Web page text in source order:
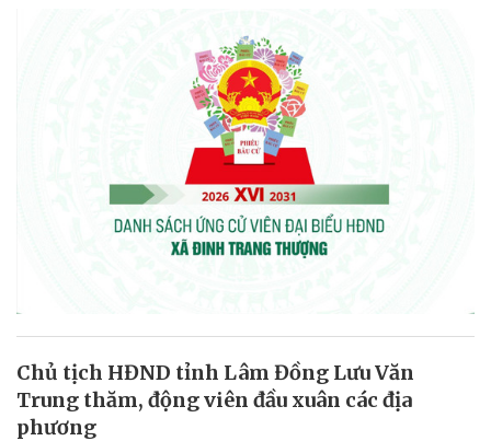
Chủ tịch HĐND tỉnh Lâm Đồng Lưu Văn
Trung thăm, động viên đầu xuân các địa
phương